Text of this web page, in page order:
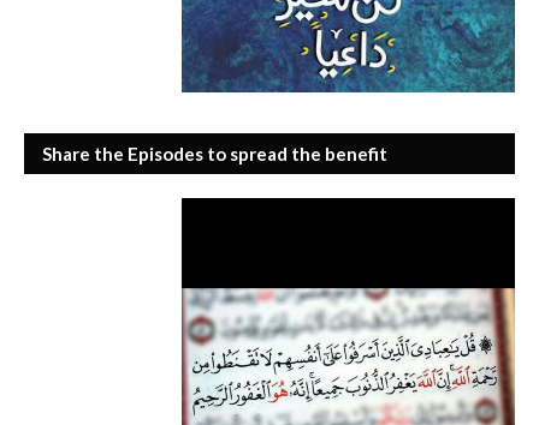
Share the Episodes to spread the benefit